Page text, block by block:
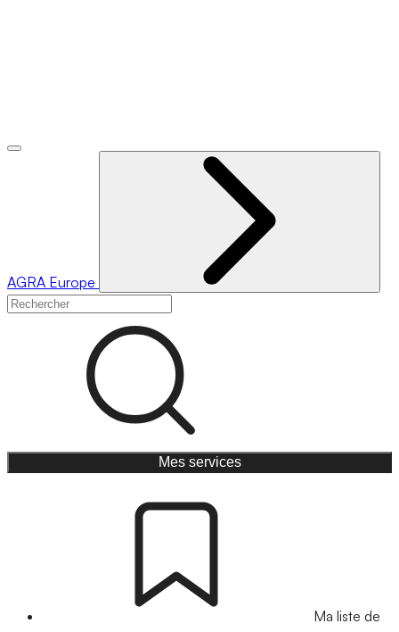
AGRA Europe
Mes services
Ma liste de